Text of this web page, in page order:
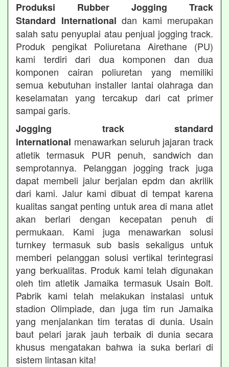
Produksi Rubber Jogging Track
Standard International dan kami merupakan
salah satu penyuplai atau penjual jogging track.
Produk pengikat Poliuretana Airethane (PU)
kami terdiri dari dua komponen dan dua
komponen cairan poliuretan yang memiliki
semua kebutuhan installer lantai olahraga dan
keselamatan yang tercakup dari cat primer
sampai garis.
Jogging track standard
international menawarkan seluruh jajaran track
atletik termasuk PUR penuh, sandwich dan
semprotannya. Pelanggan jogging track juga
dapat membeli jalur berjalan epdm dan akrilik
dari kami. Jalur kami dibuat di tempat karena
kualitas sangat penting untuk area di mana atlet
akan berlari dengan kecepatan penuh di
permukaan. Kami juga menawarkan solusi
turnkey termasuk sub basis sekaligus untuk
memberi pelanggan solusi vertikal terintegrasi
yang berkualitas. Produk kami telah digunakan
oleh tim atletik Jamaika termasuk Usain Bolt.
Pabrik kami telah melakukan instalasi untuk
stadion Olimpiade, dan juga tim run Jamaika
yang menjalankan tim teratas di dunia. Usain
baut pelari jarak jauh terbaik di dunia secara
khusus mengatakan bahwa ia suka berlari di
sistem lintasan kita!